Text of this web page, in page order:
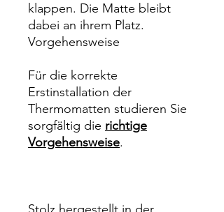
klappen. Die Matte bleibt
dabei an ihrem Platz.
Vorgehensweise
Für die korrekte
Erstinstallation der
Thermomatten studieren Sie
sorgfältig die richtige
Vorgehensweise.